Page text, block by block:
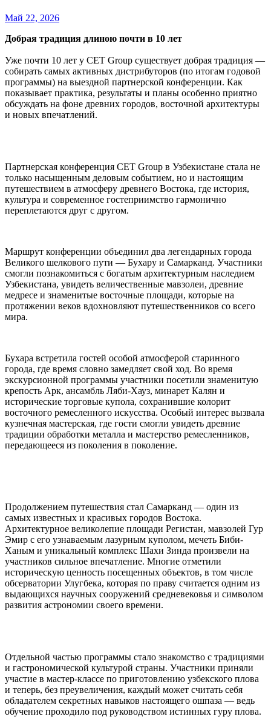
Май 22, 2026
Добрая традиция длиною почти в 10 лет
Уже почти 10 лет у CET Group существует добрая традиция —
собирать самых активных дистрибуторов (по итогам годовой
программы) на выездной партнерской конференции. Как
показывает практика, результаты и планы особенно приятно
обсуждать на фоне древних городов, восточной архитектуры
и новых впечатлений.
Партнерская конференция СET Group в Узбекистане стала не
только насыщенным деловым событием, но и настоящим
путешествием в атмосферу древнего Востока, где история,
культура и современное гостеприимство гармонично
переплетаются друг с другом.
Маршрут конференции объединил два легендарных города
Великого шелкового пути — Бухару и Самарканд. Участники
смогли познакомиться с богатым архитектурным наследием
Узбекистана, увидеть величественные мавзолеи, древние
медресе и знаменитые восточные площади, которые на
протяжении веков вдохновляют путешественников со всего
мира.
Бухара встретила гостей особой атмосферой старинного
города, где время словно замедляет свой ход. Во время
экскурсионной программы участники посетили знаменитую
крепость Арк, ансамбль Ляби-Хауз, минарет Калян и
исторические торговые купола, сохранившие колорит
восточного ремесленного искусства. Особый интерес вызвала
кузнечная мастерская, где гости смогли увидеть древние
традиции обработки металла и мастерство ремесленников,
передающееся из поколения в поколение.
Продолжением путешествия стал Самарканд — один из
самых известных и красивых городов Востока.
Архитектурное великолепие площади Регистан, мавзолей Гур
Эмир с его узнаваемым лазурным куполом, мечеть Биби-
Ханым и уникальный комплекс Шахи Зинда произвели на
участников сильное впечатление. Многие отметили
историческую ценность посещенных объектов, в том числе
обсерватории Улугбека, которая по праву считается одним из
выдающихся научных сооружений средневековья и символом
развития астрономии своего времени.
Отдельной частью программы стало знакомство с традициями
и гастрономической культурой страны. Участники приняли
участие в мастер-классе по приготовлению узбекского плова
и теперь, без преувеличения, каждый может считать себя
обладателем секретных навыков настоящего ошпаза — ведь
обучение проходило под руководством истинных гуру плова.